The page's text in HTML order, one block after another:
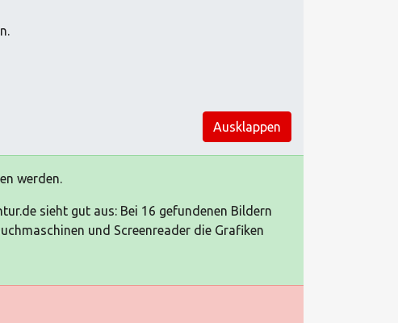
Ausklappen
werden.
sieht gut aus: Bei 16 gefundenen Bildern
und Screenreader die Grafiken